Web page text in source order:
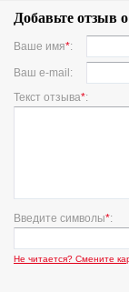
Добавьте отзыв
Ваше имя*:
Ваш e-mail:
Текст отзыва*:
Введите символы*:
Не читается? Смените